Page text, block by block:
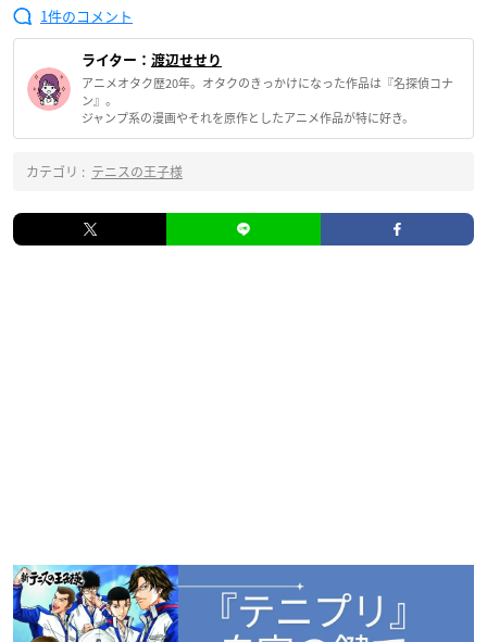
1
ライター： 渡辺せせり
アニメオタク歴20年。オタクのきっかけになった作品は『名探偵コナ
ン』。
ジャンプ系の漫画やそれを原作としたアニメ作品が特に好き。
カテゴリ : テニスの王子様